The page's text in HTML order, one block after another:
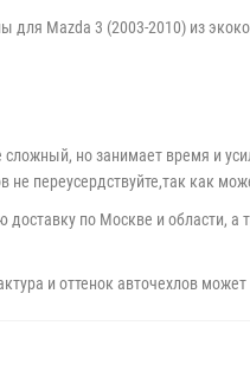
для Mazda 3 (2003-2010) из
сложный, но занимает время и
не переусердствуйте,так как
по Москве и области,
и оттенок авточехлов